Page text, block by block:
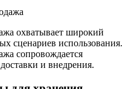
охватывает широкий
сценариев использования.
сопровождается
и внедрения.